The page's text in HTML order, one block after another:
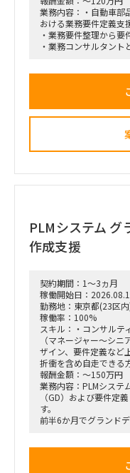
業務内容：・自動車部
おける業務要件定義支
・業務要件整理から
・業務コンサルタン
PLMシステム グ
作成支援
契約期間：1～3ヵ月
稼働開始日：
勤務地：東京都(23区
稼働率：100%
スキル：・コンサルテ
（マネージャー～シ
ザイン、要件定義など
折衝を含め自走できる
報酬金額：～150万円
業務内容：PLMシステ
（GD）および要件定
す。
前半6か月でグランド